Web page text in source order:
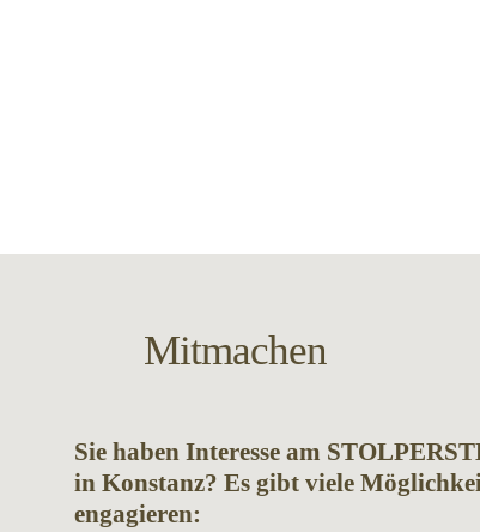
Mitmachen
Sie haben Interesse am
in Konstanz? Es gibt viele
engagieren: